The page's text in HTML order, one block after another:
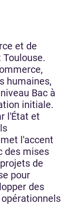
et de
humaines,
Bac à
initiale.
l'État et
l'accent
des mises
de
pour
des